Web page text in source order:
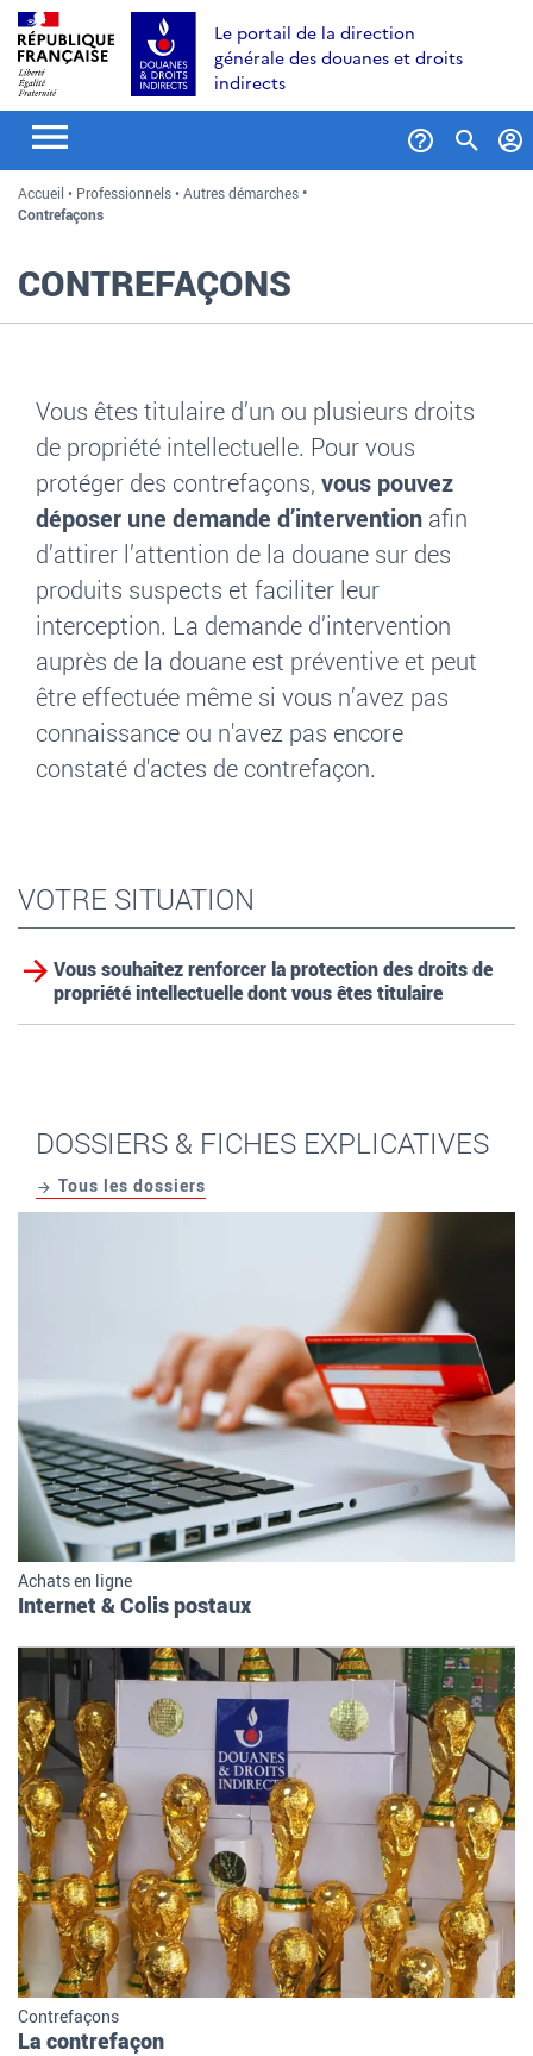
Aller
au
contenu
Aller
recherche
Aller
au
menu
Le portail de la direction
générale des douanes et droits
indirects
Accueil Professionnels
Autres démarches
Contrefaçons
CONTREFAÇONS
Vous êtes titulaire d’un ou plusieurs droits
de propriété intellectuelle. Pour vous
protéger des contrefaçons, vous pouvez
déposer une demande d’intervention afin
d’attirer l’attention de la douane sur des
produits suspects et faciliter leur
interception. La demande d’intervention
auprès de la douane est préventive et peut
être effectuée même si vous n’avez pas
connaissance ou n'avez pas encore
constaté d'actes de contrefaçon.
VOTRE SITUATION
Vous souhaitez renforcer la protection des droits de
propriété intellectuelle dont vous êtes titulaire
DOSSIERS & FICHES EXPLICATIVES
Tous les dossiers
Achats en ligne
Internet & Colis postaux
Contrefaçons
La contrefaçon